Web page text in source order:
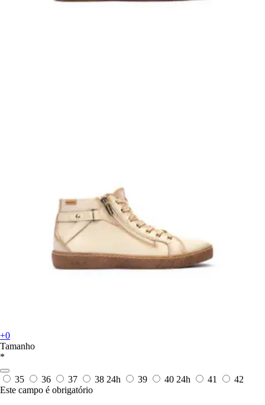
+0
Tamanho
*
35 36 37 38 24h 39 40 24h 41
42
Este campo é obrigatório